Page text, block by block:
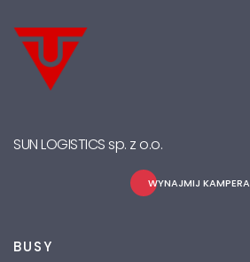
SUN LOGISTICS sp. z o.o.
WYNAJMIJ KAMPERA
BUSY